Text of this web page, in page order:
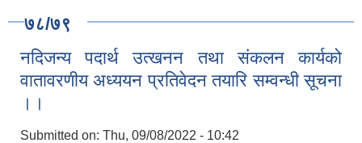
७८/७९
नदिजन्य पदार्थ उत्खनन तथा संकलन कार्यको
वातावरणीय अध्ययन प्रतिवेदन तयारि सम्वन्धी सूचना
।।
Submitted on: Thu, 09/08/2022 - 10:42